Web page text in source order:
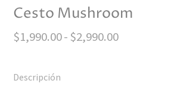
Cesto Mushroom
$1,990.00-$2,990.00Rango